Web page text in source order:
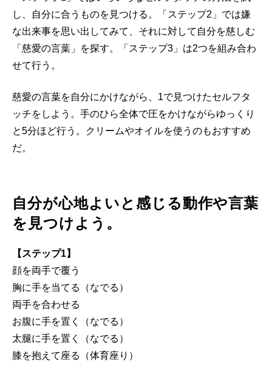
し、自分に合うものを見つける。「ステップ2」では嫌
な出来事を思い出してみて、それに対して自分を慈しむ
「慈愛の言葉」を探す。「ステップ3」は2つを組み合わ
せて行う。
慈愛の言葉を自分にかけながら、1で見つけたセルフタ
ッチをしよう。手のひら全体で圧をかけながらゆっくり
と5分ほど行う。クリームやオイルを使うのもおすすめ
だ。
自分が心地よいと感じる動作や言葉
を見つけよう。
【ステップ1】
顔を両手で覆う
胸に手を当てる（なでる）
両手を合わせる
お腹に手を置く（なでる）
太腿に手を置く（なでる）
膝を抱えて座る（体育座り）